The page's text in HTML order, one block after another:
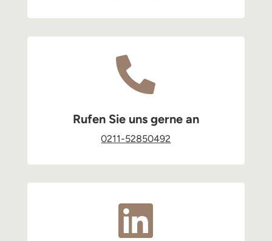

Rufen Sie uns gerne an
0211-52850492
